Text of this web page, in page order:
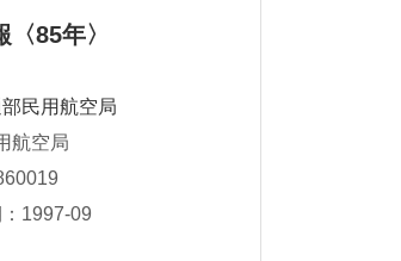
85年〉
民用航空局
航空局
1997-09